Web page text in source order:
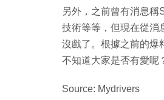
另外，之前曾有消息
技術等等，但現在從消
沒戲了。根據之前的爆
不知道大家是否有愛呢
Source: Mydrivers